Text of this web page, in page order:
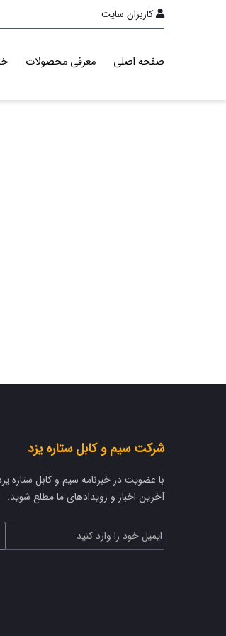
کاربران سایت
صفحه اصلی معرفی محصولات
شرکت سیم و کابل ستاره یزد
با عضویت در خبرنامه سیم و کابل ستاره
آخرین اخبار و رویدادهای ما مطلع شوید.